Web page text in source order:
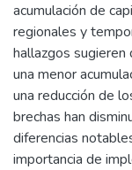
acumulación de
regionales y
hallazgos
una menor
una reducción de
brechas han
diferencias
importancia de